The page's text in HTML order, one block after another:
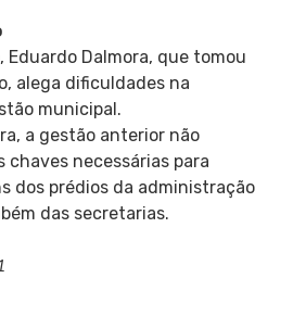
Eduardo Dalmora, que tomou
alega dificuldades na
municipal.
a gestão anterior não
chaves necessárias para
dos prédios da administração
das secretarias.